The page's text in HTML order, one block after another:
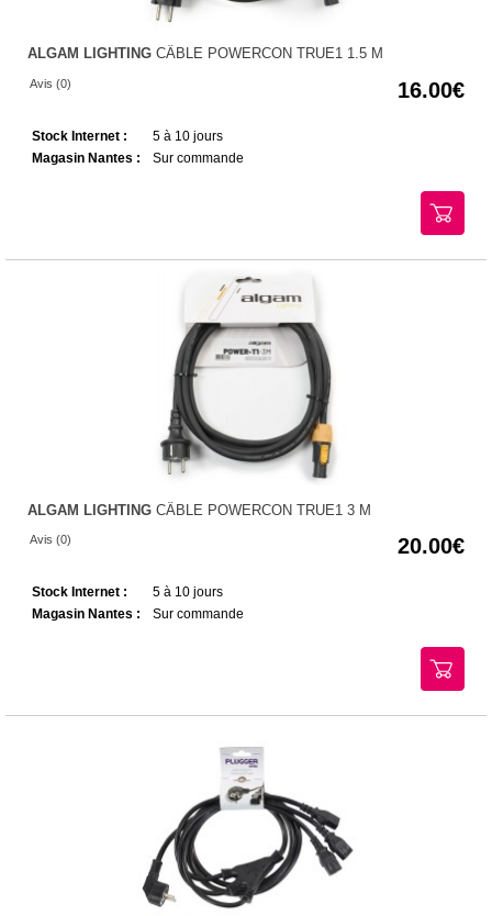
ALGAM LIGHTING CÂBLE POWERCON TRUE1 1.5 M
Avis (0) 16.00
Stock Internet :
5 à 10 jours
Magasin Nantes :
Sur commande
ALGAM LIGHTING CÂBLE POWERCON TRUE1 3 M
Avis (0) 20.00
Stock Internet :
5 à 10 jours
Magasin Nantes :
Sur commande